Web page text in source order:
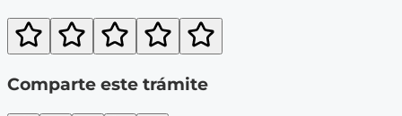
Comparte este trámite